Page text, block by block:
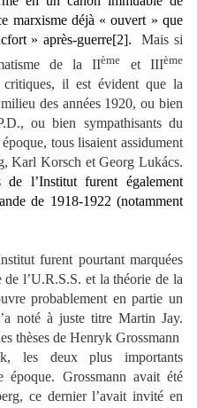
marxisme déjà « ouvert » que
» après-guerre[2].Mais si
de la IIème et IIIème
critiques, il est évident que la
des années 1920, ou bien
ou bien sympathisants du
tous lisaient assidument
Karl Korsch et Georg Lukács.
de l’Institut furent également
de 1918-1922 (notamment
furent pourtant marquées
l’U.R.S.S. et la théorie de la
probablement en partie un
noté à juste titre Martin Jay.
thèses de Henryk Grossmann
les deux plus importants
époque. Grossmann avait été
ce dernier l’avait invité en